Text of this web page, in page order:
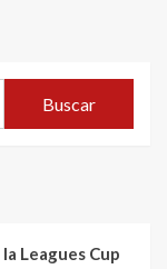
Buscar
Leagues Cup